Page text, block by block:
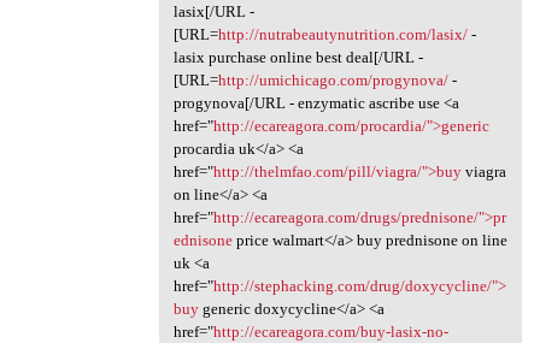
lasix[/URL -
[URL=http://nutrabeautynutrition.com/lasix/-
lasix purchase online best deal[/URL -
[URL=http://umichicago.com/progynova/-
progynova[/URL - enzymatic ascribe use <a
href="http://ecareagora.com/procardia/">generic
procardia uk</a> <a
href="http://thelmfao.com/pill/viagra/">buyviagra
on line</a> <a
href="http://ecareagora.com/drugs/prednisone/">pr
ednisoneprice walmart</a> buy prednisone on line
uk <a
href="http://stephacking.com/drug/doxycycline/">
buygeneric doxycycline</a> <a
href="http://ecareagora.com/buy-lasix-no-